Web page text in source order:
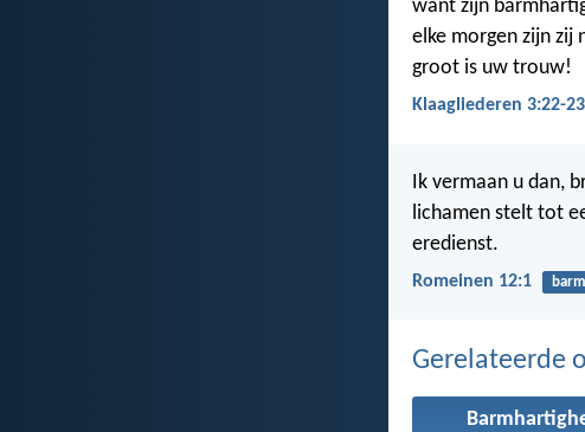
want zijn
elke morgen zijn zij
groot is uw trouw!
Klaagliederen 3:22-23
Ik vermaan u dan,
lichamen stelt tot
eredienst.
Romeinen 12:1
Gerelateerde